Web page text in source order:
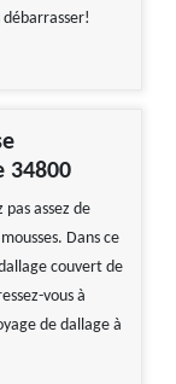
34800
pas assez de
Dans ce
couvert de
vous à
de dallage à